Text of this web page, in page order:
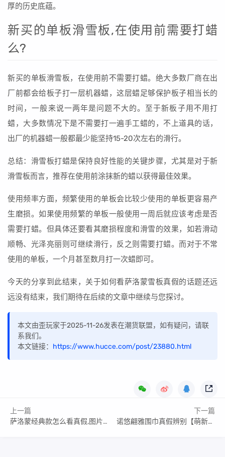
厚的历史底蕴。
新买的单板滑雪板,在使用前需要打蜡
么?
新买的单板滑雪板，在使用前不需要打蜡。绝大多数厂商在出
厂前都会给板子打一层机器蜡，这层蜡足够保护板子相当长的
时间，一般来说一两年是问题不大的。至于新板子用不用打
蜡，大多数情况下是不需要打一遍手工蜡的，不上道具的话，
出厂的机器蜡一般都最少能坚持15-20次左右的滑行。
总结：滑雪板打蜡是保持良好性能的关键步骤，尤其是对于新
滑雪板而言，推荐在使用前涂抹新的蜡以获得最佳效果。
使用频率方面，频繁使用的单板会比较少使用的单板更容易产
生磨损。如果使用频繁的单板一般使用一周后就应该考虑是否
需要打蜡。但具体还要看其磨损程度和滑雪的效果，如若滑动
顺畅、光泽亮丽则可继续滑行，反之则需要打蜡。而对于不常
使用的单板，一个月甚至数月打一次蜡即可。
今天的分享到此结束，关于如何看萨洛蒙雪板真假的话题还远
远没有结束，我们期待在后续的文章中继续与您探讨。
本文由歪玩家于2025-11-26发表在潮货联盟，如有疑问，请联
系我们。
本文链接： https://www.hucce.com/post/23880.html
上一篇
萨洛蒙经典款怎么看真假,图片价格对比参考
下一篇
诺悠翩雅围巾真假辨别【萌新指南】